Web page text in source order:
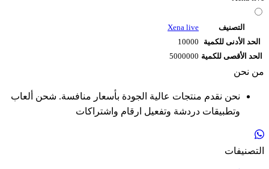
التصنيف
Xena live
الحد الأدنى للكمية
10000
الحد الأقصى للكمية 5000000
من نحن
نحن نقدم منتجات عالية الجودة بأسعار منافسة. شحن ألعاب
وتطبيقات دردشة وتفعيل ارقام واشتراكات
التصنيفات